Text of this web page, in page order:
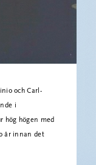
och Carl-
i
hög högen med
år innan det